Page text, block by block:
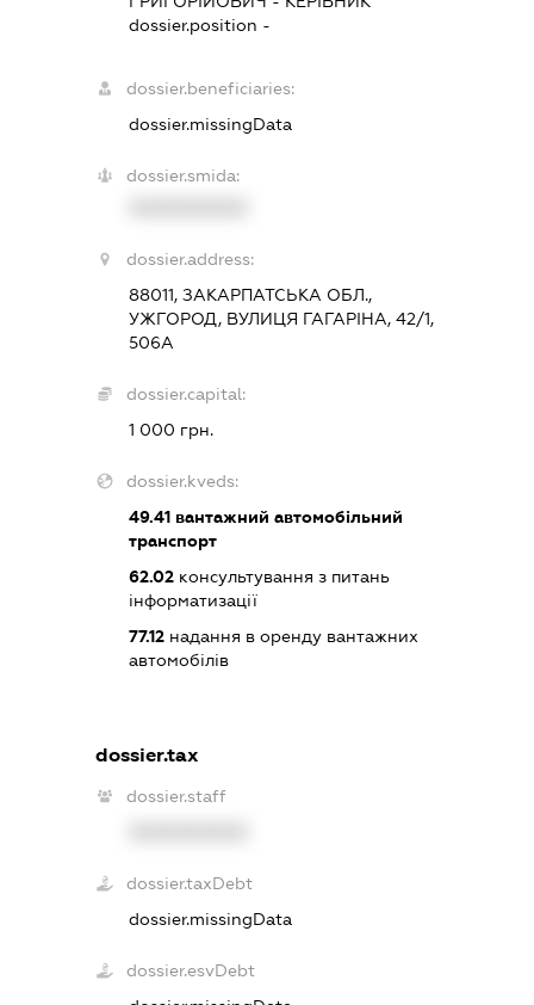
dossier.position -
dossier.beneficiaries:
dossier.missingData
dossier.smida:
dossier.address:
88011, ЗАКАРПАТСЬКА ОБЛ.,
УЖГОРОД, ВУЛИЦЯ ГАГАРІНА, 42/1,
506А
dossier.capital:
1 000 грн.
dossier.kveds:
49.41вантажний автомобільний
транспорт
62.02консультування з питань
інформатизації
77.12надання в оренду вантажних
автомобілів
dossier.tax
dossier.staff
dossier.taxDebt
dossier.missingData
dossier.esvDebt